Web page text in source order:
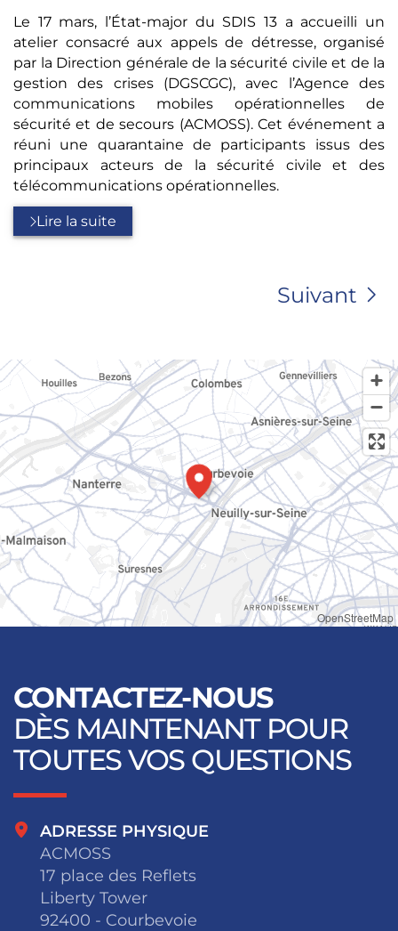
Le 17 mars, l’État-major du SDIS 13 a accueilli un
atelier consacré aux appels de détresse, organisé
par la Direction générale de la sécurité civile et de la
gestion des crises (DGSCGC), avec l’Agence des
communications mobiles opérationnelles de
sécurité et de secours (ACMOSS). Cet événement a
réuni une quarantaine de participants issus des
principaux acteurs de la sécurité civile et des
télécommunications opérationnelles.
Lire la suite
Suivant
OpenStreetMap
CONTACTEZ-NOUS
DÈS MAINTENANT POUR
TOUTES VOS QUESTIONS
ADRESSE PHYSIQUE
ACMOSS
17 place des Reflets
Liberty Tower
92400 - Courbevoie